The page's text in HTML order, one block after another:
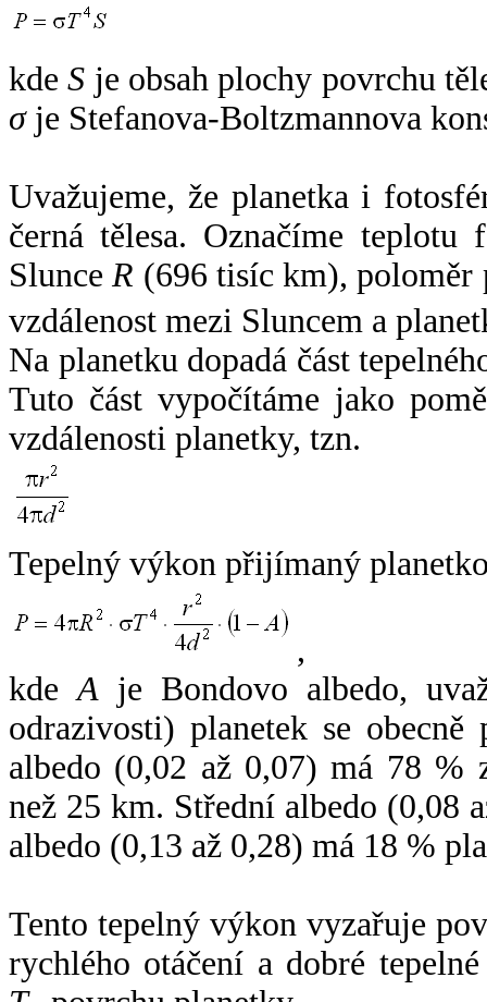
kdeS je obsah plochy povrchu
σje Stefanova-Boltzmannova
Uvažujeme, že planetka i
černá tělesa. Označíme
SlunceR (696 tisíc km),
vzdálenost mezi Sluncem a
Na planetku dopadá část
Tuto část vypočítáme jako
vzdálenosti planetky, tzn.
Tepelný výkon přijímaný
,
kdeA je Bondovo albedo,
odrazivosti) planetek se
albedo (0,02 až 0,07) má 78 %
než 25 km. Střední albedo (0,08
albedo (0,13 až 0,28) má 18 %
Tento tepelný výkon vyzařuje
rychlého otáčení a dobré